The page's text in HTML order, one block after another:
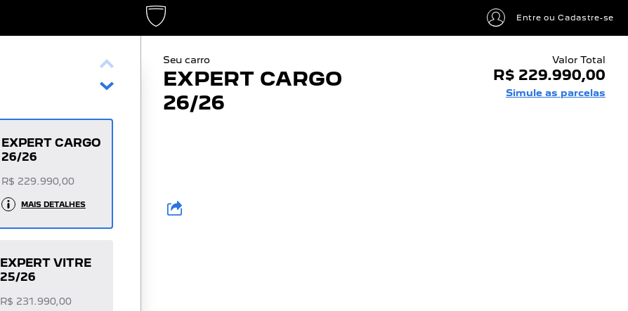
Entre ou Cadastre-se
EXPERT CARGO
26/26
R$ 229.990,00
MAIS DETALHES
EXPERT VITRE
25/26
R$ 231.990,00
Seu carro
EXPERT CARGO
26/26
Valor Total
R$ 229.990,00
Simule as parcelas